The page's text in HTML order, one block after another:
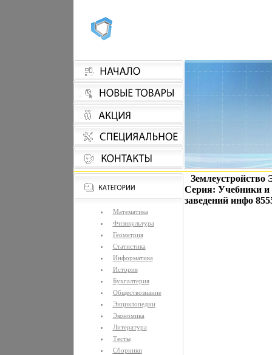
Математика
Физикультура
Геометрия
Статистика
Информатика
История
Бухгалтерия
Обществознание
Энциклопедии
Экономика
Литература
Тесты
Сборники
Серия: Учебники и
заведений инфо